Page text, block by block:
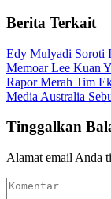
Berita Terkait
Edy Mulyadi Soroti
Memoar Lee Kuan
Rapor Merah Tim
Media Australia
Tinggalkan
Alamat email Anda